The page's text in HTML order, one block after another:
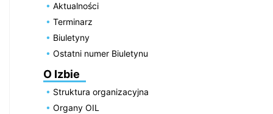
Aktualności
Terminarz
Biuletyny
Ostatni numer Biuletynu
O Izbie
Struktura organizacyjna
Organy OIL